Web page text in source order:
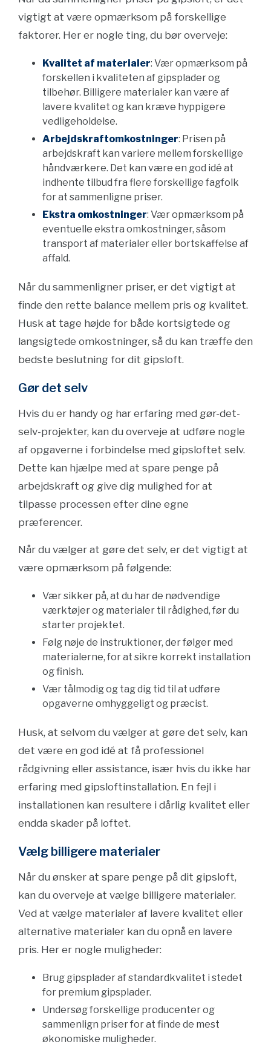
vigtigt at være opmærksom på forskellige
faktorer. Her er nogle ting, du bør overveje:
Kvalitet af materialer: Vær opmærksom på
forskellen i kvaliteten af gipsplader og
tilbehør. Billigere materialer kan være af
lavere kvalitet og kan kræve hyppigere
vedligeholdelse.
Arbejdskraftomkostninger: Prisen på
arbejdskraft kan variere mellem forskellige
håndværkere. Det kan være en god idé at
indhente tilbud fra flere forskellige fagfolk
for at sammenligne priser.
Ekstra omkostninger: Vær opmærksom på
eventuelle ekstra omkostninger, såsom
transport af materialer eller bortskaffelse af
affald.
Når du sammenligner priser, er det vigtigt at
finde den rette balance mellem pris og kvalitet.
Husk at tage højde for både kortsigtede og
langsigtede omkostninger, så du kan træffe den
bedste beslutning for dit gipsloft.
Gør det selv
Hvis du er handy og har erfaring med gør-det-
selv-projekter, kan du overveje at udføre nogle
af opgaverne i forbindelse med gipsloftet selv.
Dette kan hjælpe med at spare penge på
arbejdskraft og give dig mulighed for at
tilpasse processen efter dine egne
præferencer.
Når du vælger at gøre det selv, er det vigtigt at
være opmærksom på følgende:
Vær sikker på, at du har de nødvendige
værktøjer og materialer til rådighed, før du
starter projektet.
Følg nøje de instruktioner, der følger med
materialerne, for at sikre korrekt installation
og finish.
Vær tålmodig og tag dig tid til at udføre
opgaverne omhyggeligt og præcist.
Husk, at selvom du vælger at gøre det selv, kan
det være en god idé at få professionel
rådgivning eller assistance, især hvis du ikke har
erfaring med gipsloftinstallation. En fejl i
installationen kan resultere i dårlig kvalitet eller
endda skader på loftet.
Vælg billigere materialer
Når du ønsker at spare penge på dit gipsloft,
kan du overveje at vælge billigere materialer.
Ved at vælge materialer af lavere kvalitet eller
alternative materialer kan du opnå en lavere
pris. Her er nogle muligheder:
Brug gipsplader af standardkvalitet i stedet
for premium gipsplader.
Undersøg forskellige producenter og
sammenlign priser for at finde de mest
økonomiske muligheder.